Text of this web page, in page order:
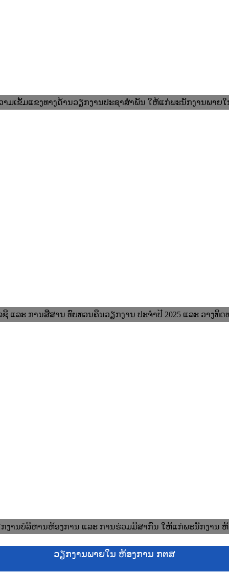
າມເຂັ້ມແຂງທາງດ້ານວຽກງານປະຊາສໍາພັນ ໃຫ້ແກ່ພະນັກງານພາຍ
ຊີ ແລະ ການສື່ສານ ທົບທວນຄືນວຽກງານ ປະຈໍາປີ 2025 ແລະ ວາງທິດ
ງານບໍລິຫານຫ້ອງການ ແລະ ການຮ່ວມມືສາກົນ ໃຫ້ແກ່ພະນັກງານ
ວຽກງານພາຍໃນ ຫ້ອງການ ກຕສ